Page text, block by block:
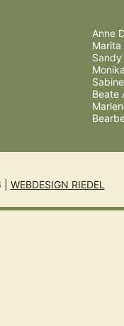
Anne
Marita
Beate
WEBDESIGN RIEDEL